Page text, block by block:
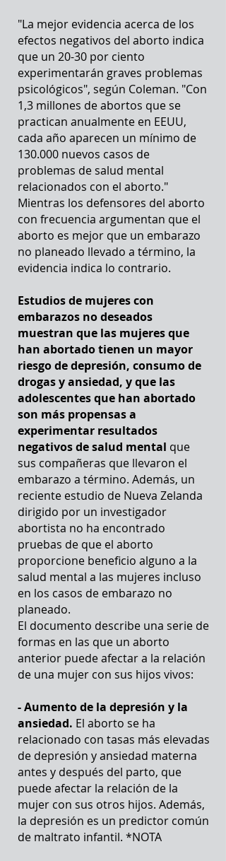
"La mejor evidencia acerca de los
efectos negativos del aborto indica
que un 20-30 por ciento
experimentarán graves problemas
psicológicos", según Coleman. "Con
1,3 millones de abortos que se
practican anualmente en EEUU,
cada año aparecen un mínimo de
130.000 nuevos casos de
problemas de salud mental
relacionados con el aborto."
Mientras los defensores del aborto
con frecuencia argumentan que el
aborto es mejor que un embarazo
no planeado llevado a término, la
evidencia indica lo contrario.
Estudios de mujeres con
embarazos no deseados
muestran que las mujeres que
han abortado tienen un mayor
riesgo de depresión, consumo de
drogas y ansiedad, y que las
adolescentes que han abortado
son más propensas a
experimentar resultados
negativos de salud mental que
sus compañeras que llevaron el
embarazo a término. Además, un
reciente estudio de Nueva Zelanda
dirigido por un investigador
abortista no ha encontrado
pruebas de que el aborto
proporcione beneficio alguno a la
salud mental a las mujeres incluso
en los casos de embarazo no
planeado.
El documento describe una serie de
formas en las que un aborto
anterior puede afectar a la relación
de una mujer con sus hijos vivos:
- Aumento de la depresión y la
ansiedad. El aborto se ha
relacionado con tasas más elevadas
de depresión y ansiedad materna
antes y después del parto, que
puede afectar la relación de la
mujer con sus otros hijos. Además,
la depresión es un predictor común
de maltrato infantil. *NOTA